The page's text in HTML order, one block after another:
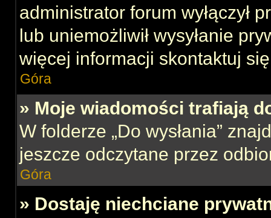
administrator forum wyłączył
lub uniemożliwił wysyłanie
więcej informacji skontaktuj
Góra
» Moje wiadomości trafiają
W folderze „Do wysłania”
jeszcze odczytane przez
Góra
» Dostaję niechciane